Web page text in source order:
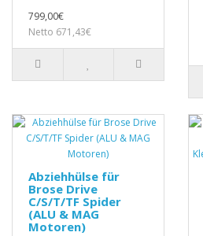
799,00€
Netto 671,43€
Abziehhülse für
Brose Drive
C/S/T/TF Spider
(ALU & MAG
Motoren)